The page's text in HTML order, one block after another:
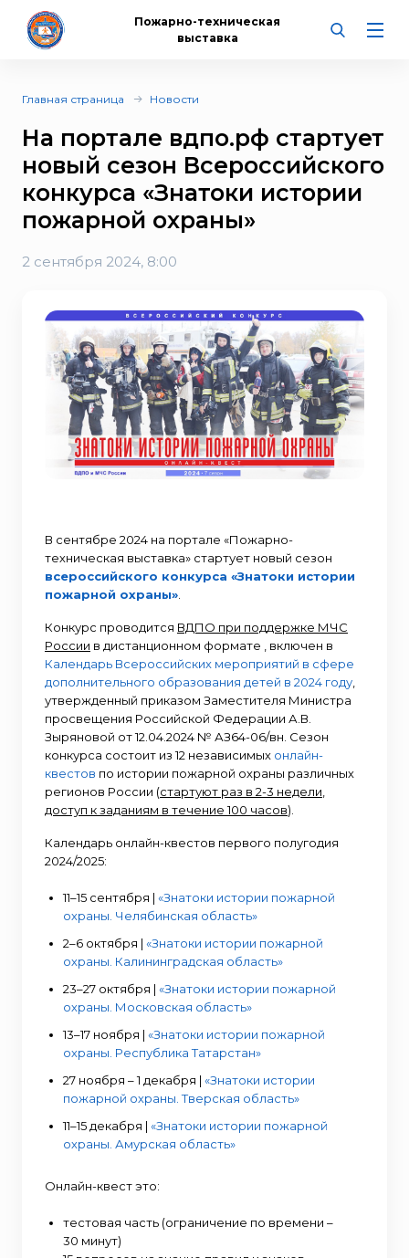
Пожарно-техническая
выставка
Главная страница Новости
На портале вдпо.рф стартует
новый сезон Всероссийского
конкурса «Знатоки истории
пожарной охраны»
2 сентября 2024, 8:00
В сентябре 2024 на портале «Пожарно-
техническая выставка» стартует новый сезон
всероссийского конкурса «Знатоки истории
пожарной охраны»
Конкурс проводится ВДПО при поддержке МЧС
России в дистанционном формате , включен в
Календарь Всероссийских мероприятий в сфере
дополнительного образования детей в 2024 году
утвержденный приказом Заместителя Министра
просвещения Российской Федерации А.В.
Зыряновой от 12.04.2024 № АЗ64-06/вн. Сезон
конкурса состоит из 12 независимых онлайн-
квестов по истории пожарной охраны различных
регионов России (стартуют раз в 2-3 недели
доступ к заданиям в течение 100 часов).
Календарь онлайн-квестов первого полугодия
2024/2025:
11–15 сентября | «Знатоки истории пожарной
охраны. Челябинская область»
2–6 октября | «Знатоки истории пожарной
охраны. Калининградская область»
23–27 октября | «Знатоки истории пожарной
охраны. Московская область»
13–17 ноября | «Знатоки истории пожарной
охраны. Республика Татарстан»
27 ноября – 1 декабря | «Знатоки истории
пожарной охраны. Тверская область»
11–15 декабря | «Знатоки истории пожарной
охраны. Амурская область»
Онлайн-квест это:
тестовая часть (ограничение по времени –
30 минут)